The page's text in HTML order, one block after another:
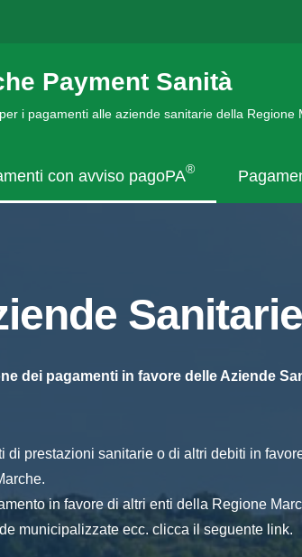
Payment Sanità
i pagamenti alle aziende sanitarie della Regione
con avviso pagoPA®
Sanitarie
dei pagamenti in favore delle Aziende
di prestazioni sanitarie o di altri debiti in
in favore di altri enti della Regione
municipalizzate ecc. clicca il seguente link.